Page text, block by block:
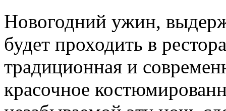
Новогодний ужин,
будет проходить в
традиционная и
красочное